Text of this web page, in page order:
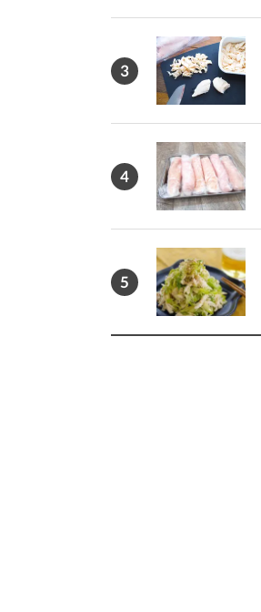
3
4
5